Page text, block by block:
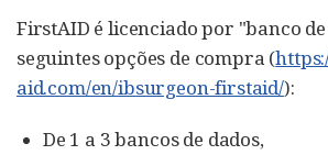
FirstAID é licenciado por "banco
seguintes opções de compra (
aid.com/en/ibsurgeon-firstaid/):
De 1 a 3 bancos de dados,